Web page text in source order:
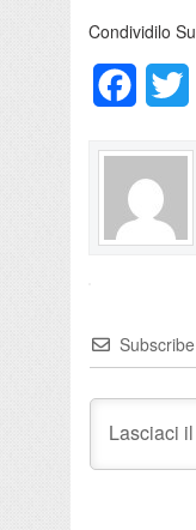
Condividilo
Subscribe